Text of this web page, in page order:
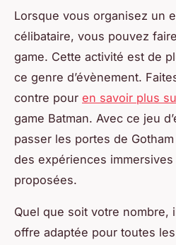
Lorsque vous organisez un
célibataire, vous pouvez
game. Cette activité est de
ce genre d’évènement.
contre pour en savoir plus
game Batman. Avec ce jeu
passer les portes de Gotham
des expériences
proposées.
Quel que soit votre nombre,
offre adaptée pour toutes